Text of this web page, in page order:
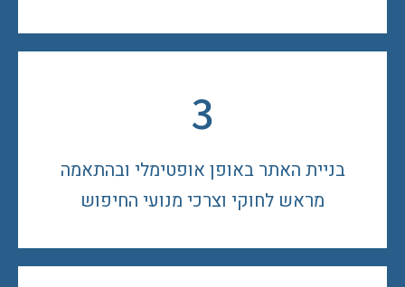
3
בניית האתר באופן אופטימלי ובהתאמה
מראש לחוקי וצרכי מנועי החיפוש